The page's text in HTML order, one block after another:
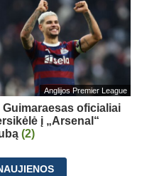
Anglijos Premier League
Guimaraesas oficialiai
į „Arsenal“
(2)